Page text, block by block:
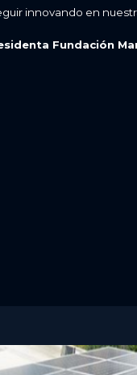
innovando en
Fundación